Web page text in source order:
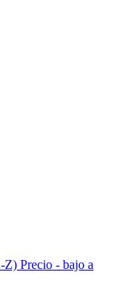
Z) Precio - bajo a